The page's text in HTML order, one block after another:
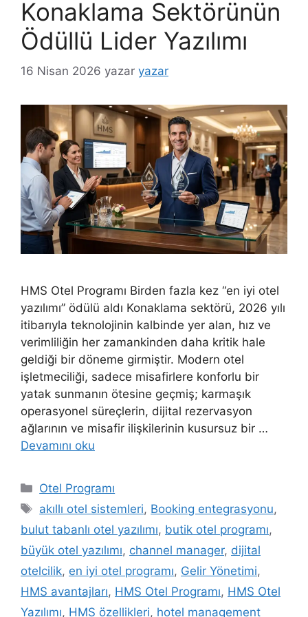
Konaklama Sektörünün
Ödüllü Lider Yazılımı
16 Nisan 2026 yazar yazar
HMS Otel Programı Birden fazla kez “en iyi otel
yazılımı” ödülü aldı Konaklama sektörü, 2026 yılı
itibarıyla teknolojinin kalbinde yer alan, hız ve
verimliliğin her zamankinden daha kritik hale
geldiği bir döneme girmiştir. Modern otel
işletmeciliği, sadece misafirlere konforlu bir
yatak sunmanın ötesine geçmiş; karmaşık
operasyonel süreçlerin, dijital rezervasyon
ağlarının ve misafir ilişkilerinin kusursuz bir …
Devamını oku
Kategoriler
Otel Programı
Etiketler
akıllı otel sistemleri, Booking entegrasyonu,
bulut tabanlı otel yazılımı, butik otel programı,
büyük otel yazılımı, channel manager, dijital
otelcilik, en iyi otel programı, Gelir Yönetimi,
HMS avantajları, HMS Otel Programı, HMS Otel
Yazılımı, HMS özellikleri, hotel management